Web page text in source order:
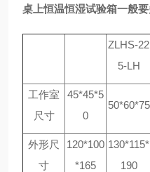
桌上恒温恒湿试验箱一般
ZLHS-22
5-LH
工作室
尺寸
45*45*5
0
50*60*75
外形尺
寸
120*100
*165
130*115*
190